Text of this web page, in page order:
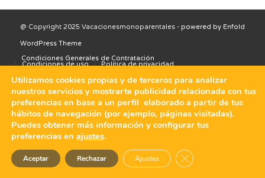
@ Copyright 2025 Vacacionesmonoparentales - powered by Enfold
WordPress Theme
Condiciones Generales de Contratación
Condiciones de uso Política de privacidad
Utilizamos cookies propias y de terceros para analizar
nuestros servicios y mostrarte publicidad relacionada con tus
preferencias en base a un perfil elaborado a partir de tus
hábitos de navegación (por ejemplo, páginas visitadas).
Puedes obtener más información y configurar tus
preferencias en ajustes.
Aceptar Rechazar Ajustes Cerrar el banner de